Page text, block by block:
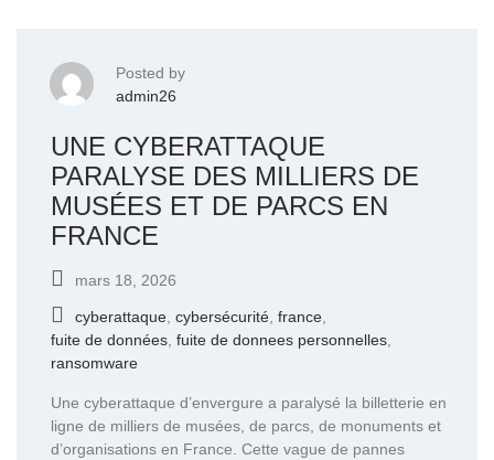
Posted by
admin26
UNE CYBERATTAQUE
PARALYSE DES MILLIERS DE
MUSÉES ET DE PARCS EN
FRANCE
mars 18, 2026
cyberattaque cybersécurité france
fuite de données fuite de donnees personnelles
ransomware
Une cyberattaque d’envergure a paralysé la billetterie en
ligne de milliers de musées, de parcs, de monuments et
d’organisations en France. Cette vague de pannes